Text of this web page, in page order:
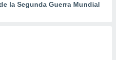
la Segunda Guerra Mundial